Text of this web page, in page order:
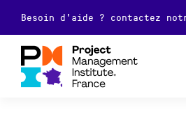
Besoin d'aide ? contactez